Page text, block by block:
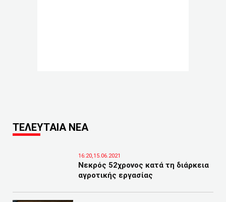
ΤΕΛΕΥΤΑΙΑ ΝΕΑ
16:20,15.06.2021
Νεκρός 52χρονος κατά τη διάρκεια
αγροτικής εργασίας